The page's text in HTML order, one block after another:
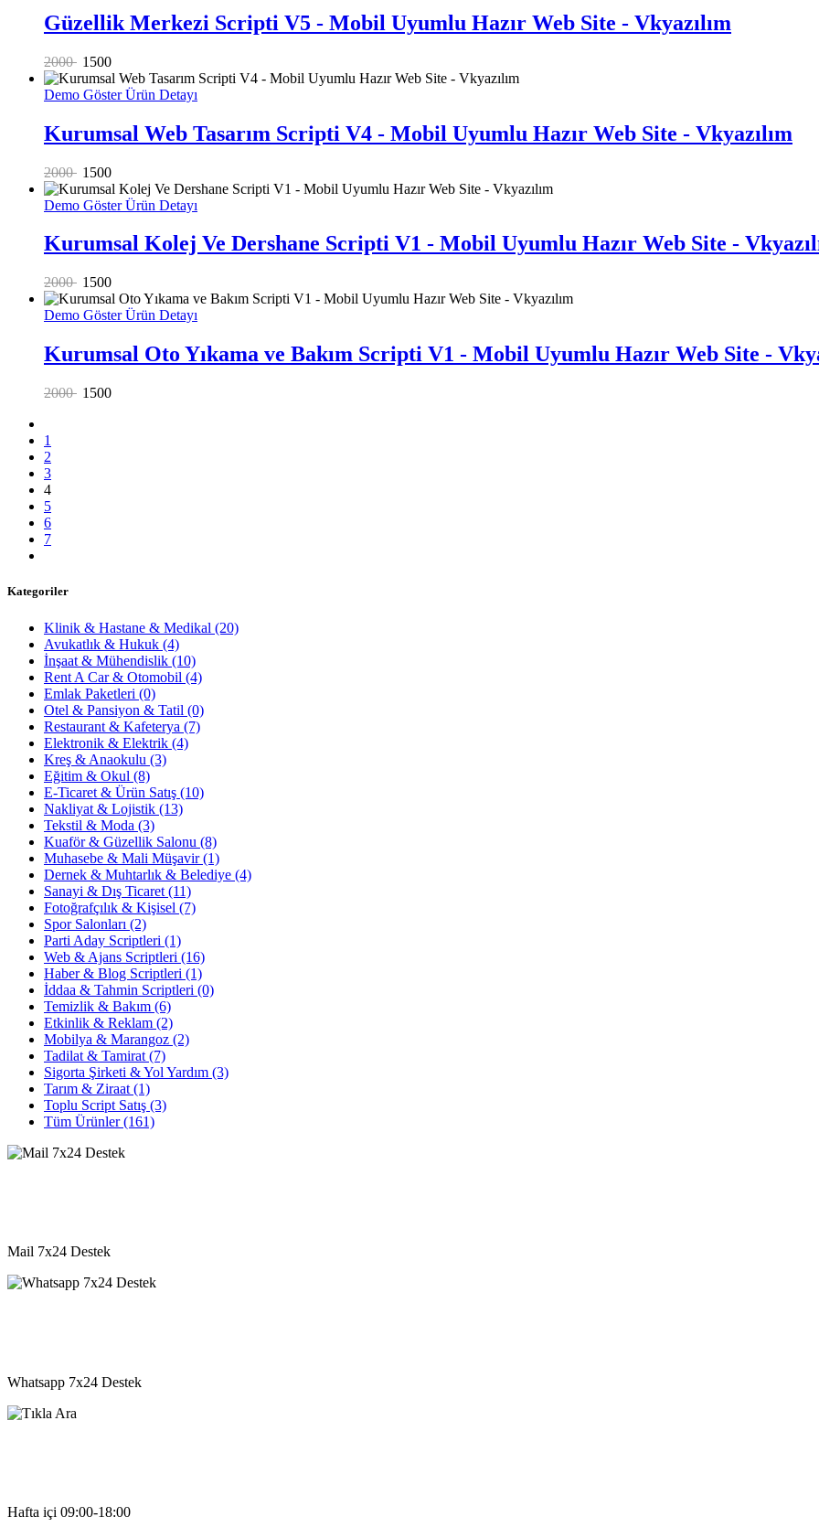
Güzellik Merkezi Scripti V5 - Mobil Uyumlu Hazır Web Site - Vkyazılım
2000 1500
Demo GösterÜrün Detayı
Kurumsal Web Tasarım Scripti V4 - Mobil Uyumlu Hazır Web Site - Vkyazılım
2000 1500
Demo GösterÜrün Detayı
Kurumsal Kolej Ve Dershane Scripti V1 - Mobil Uyumlu Hazır Web Site -
2000 1500
Demo GösterÜrün Detayı
Kurumsal Oto Yıkama ve Bakım Scripti V1 - Mobil Uyumlu Hazır Web Site -
2000 1500
1
2
3
4
5
6
7
Kategoriler
Klinik & Hastane & Medikal (20)
Avukatlık & Hukuk (4)
İnşaat & Mühendislik (10)
Rent A Car & Otomobil (4)
Emlak Paketleri (0)
Otel & Pansiyon & Tatil (0)
Restaurant & Kafeterya (7)
Elektronik & Elektrik (4)
Kreş & Anaokulu (3)
Eğitim & Okul (8)
E-Ticaret & Ürün Satış (10)
Nakliyat & Lojistik (13)
Tekstil & Moda (3)
Kuaför & Güzellik Salonu (8)
Muhasebe & Mali Müşavir(1)
Dernek & Muhtarlık & Belediye (4)
Sanayi & Dış Ticaret (11)
Fotoğrafçılık & Kişisel (7)
Spor Salonları (2)
Parti Aday Scriptleri (1)
Web & Ajans Scriptleri (16)
Haber & Blog Scriptleri (1)
İddaa & Tahmin Scriptleri (0)
Temizlik & Bakım (6)
Etkinlik & Reklam (2)
Mobilya & Marangoz (2)
Tadilat & Tamirat (7)
Sigorta Şirketi & Yol Yardım (3)
Tarım & Ziraat (1)
Toplu Script Satış (3)
Tüm Ürünler(161)
Mail 7x24 Destek
Whatsapp 7x24 Destek
Hafta içi 09:00-18:00